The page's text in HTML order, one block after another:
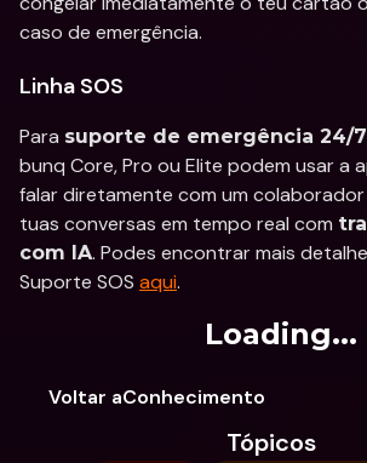
caso de emergência.
Linha SOS
Para suporte de emergência 24/7
bunq Core, Pro ou Elite podem usar a
falar diretamente com um colaborador
tuas conversas em tempo real com
com IA. Podes encontrar mais
Suporte SOS aqui.
Loading...
Voltar aConhecimento
Tópicos